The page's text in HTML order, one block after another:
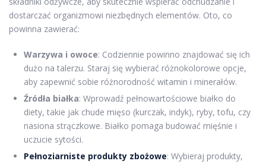
dostarczać organizmowi niezbędnych elementów. Oto, co
powinna zawierać:
Warzywa i owoce: Codziennie powinno znajdować się ich
dużo na talerzu. Staraj się wybierać różnokolorowe opcje,
aby zapewnić sobie różnorodność witamin i minerałów.
Źródła białka: Wprowadź pełnowartościowe białko do
diety, takie jak chude mięso (kurczak, indyk), ryby, tofu, czy
nasiona strączkowe. Białko pomaga budować mięśnie i
uczucie sytości.
Pełnoziarniste produkty zbożowe: Wybieraj produkty,